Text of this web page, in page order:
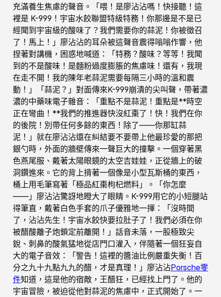
充滿養生焦慮的聲音。「喂！是廖沾沾嗎！快接聽！這
裡是 K-999！宇宙水餃聯盟特級特務！你那邊是不是已
經聞到宇宙級的酸味了？我們需要你的蒜泥！你被徵召
了！馬上！」廖沾沾的耳朵被這聲音震得嗡嗡作響，他
捏著對講機，困惑地喊道：「特務？酸味？等等！我聞
到的不是酸味！是麵粉過度膨脹的焦慮味！還有，我現
在走不開！我的陳年老蒜泥需要每隔三小時的溫和震
動！」「蒜泥？」對面傳來K-999崩潰的尖叫聲，帶著濃
濃的中藥味電子雜音：「重點不是蒜泥！重點是**時空
正在彎曲！**我們的推進器快沒紅棗了！快！我們在你
的後院！別帶任何多餘的東西！除了——你那缸蒜
泥！」就在廖沾沾還在糾結要不要帶上他最珍愛的那把
銀勺時，外面的牆壁傳來一聲巨大的撞擊。一個穿著黑
色燕尾服、戴著太陽眼鏡的太空吉娃娃，正從牆上的破
洞鑽進來。它的背上揹著一個像是小型瓦斯桶的東西，
桶上用毛筆寫著「極品紅棗枸杞燃料」。「你怎麼
——」廖沾沾驚訝地瞪大了眼睛。K-999用它的小短腿站
得筆直，戴著白色手套的爪子優雅地一揮：「沒時間
了，沾沾先生！宇宙水餃快要拉肚子了！我們必須在你
被醋酸離子炮鎖定前離開！」話音未落，一股極致尖
銳、刺鼻的酸氣猛地從店門口灌入，伴隨著一個狂妄自
大的電子音效：「警告！這裡的醬油比例嚴重失衡！百
分之九十九點九九的醋，才是真理！」廖沾沾Porsche零
件知道，這是他的宿敵，王醋狂，已經找上門了。他的
宇宙冒險，被迫從他對蒜泥的焦慮中，正式開始了。一